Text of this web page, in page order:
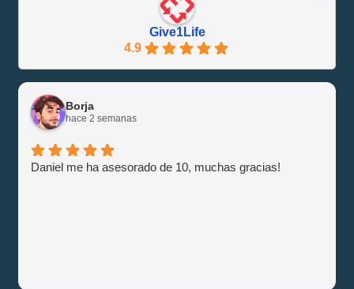
Give1Life
4.9
Borja
hace 2 semanas
Daniel me ha asesorado de 10, muchas gracias!